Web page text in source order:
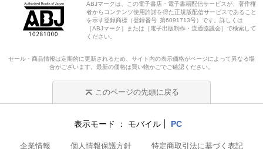
ABJマークは、この電子書店・電子書籍配信サービスが、著作権
者からコンテンツ使用許諾を得た正規版配信サービスであること
を示す登録商標（登録番号 第6091713号）です。詳しくは
［ABJマーク］または［電子出版制作・流通協議会］で検索して
ください。
セール・商品情報は定期的に更新されるため、サイト内の表示価格がページによって異なる場
合がございます。最新の価格は買い物かごでご確認ください。
このページの先頭に戻る
表示モード モバイル PC
企業情報 個人情報保護方針 特定商取引法に基づく表記